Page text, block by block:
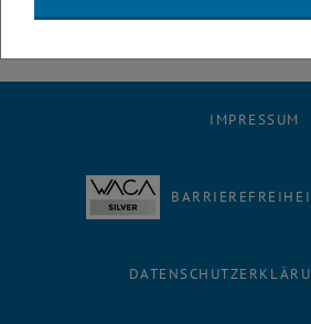
IMPRESSUM